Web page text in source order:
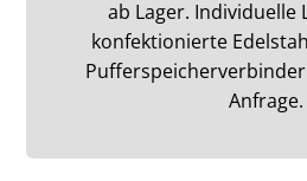
ab Lager. Individuelle
konfektionierte
Anfrage.